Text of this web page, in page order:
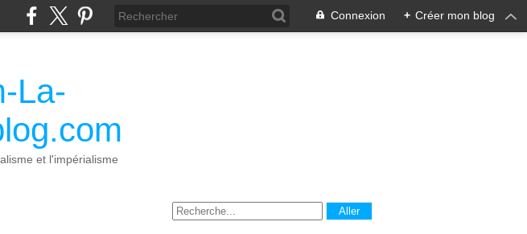
Connexion + Créer mon blog
La-
et l'impérialisme